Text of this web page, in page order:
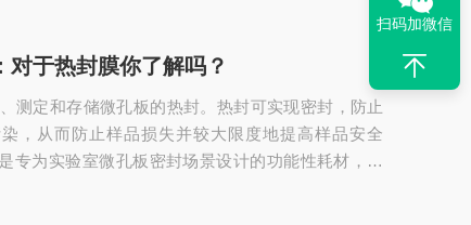
对于热封膜你了解吗？
测定和存储微孔板的热封。热封可实现密封，防止
，从而防止样品损失并较大限度地提高样品安全
专为实验室微孔板密封场景设计的功能性耗材，区
扫码加微信